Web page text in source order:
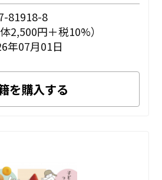
81918-8
2,500円＋税10%）
年07月01日
を購入する